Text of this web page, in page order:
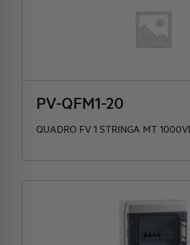
PV-QFM1-20
QUADRO FV 1 STRINGA MT